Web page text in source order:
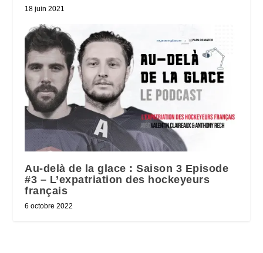
18 juin 2021
Au-delà de la glace : Saison 3 Episode
#3 – L’expatriation des hockeyeurs
français
6 octobre 2022